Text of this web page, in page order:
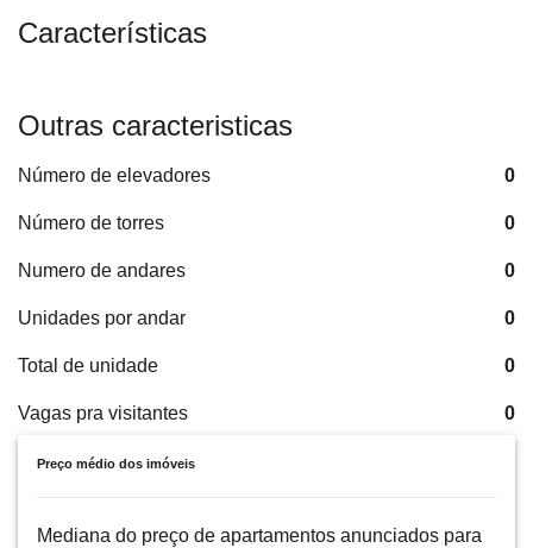
Características
Outras caracteristicas
Número de elevadores 0
Número de torres 0
Numero de andares 0
Unidades por andar 0
Total de unidade 0
Vagas pra visitantes 0
Preço médio dos imóveis
Mediana do preço de apartamentos anunciados para